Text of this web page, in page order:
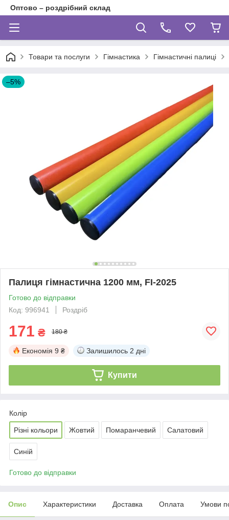
Оптово – роздрібний склад
Товари та послуги Гімнастика Гімнастичні палиці
–5%
Палиця гімнастична 1200 мм, FI-2025
Готово до відправки
Код: 996941
Роздріб
171 ₴ 180 ₴
Економія 9 ₴ Залишилось 2 дні
Купити
Колір
Різні кольори Жовтий Помаранчевий Салатовий
Синій
Готово до відправки
Опис Характеристики Доставка Оплата Умови